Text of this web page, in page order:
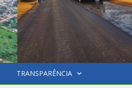
TRANSPARÊNCIA